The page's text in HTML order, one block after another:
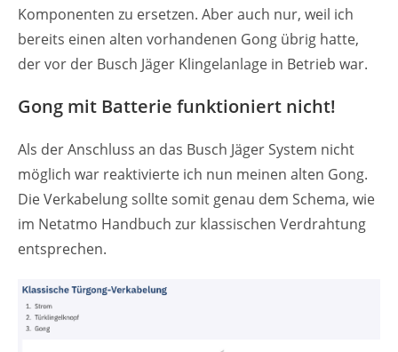
Komponenten zu ersetzen. Aber auch nur, weil ich
bereits einen alten vorhandenen Gong übrig hatte,
der vor der Busch Jäger Klingelanlage in Betrieb war.
Gong mit Batterie funktioniert nicht!
Als der Anschluss an das Busch Jäger System nicht
möglich war reaktivierte ich nun meinen alten Gong.
Die Verkabelung sollte somit genau dem Schema, wie
im Netatmo Handbuch zur klassischen Verdrahtung
entsprechen.